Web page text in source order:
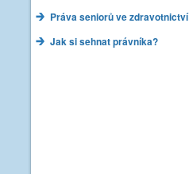
Práva seniorů ve zdravotnictví
Jak si sehnat právníka?